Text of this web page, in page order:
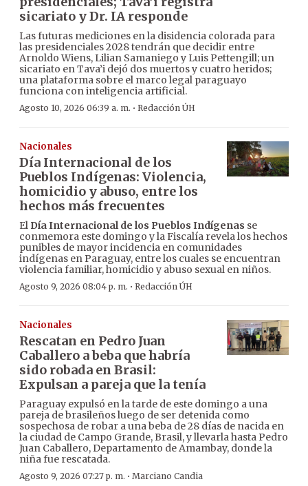
sicariato y Dr. IA responde
Las futuras mediciones en la disidencia colorada para
las presidenciales 2028 tendrán que decidir entre
Arnoldo Wiens, Lilian Samaniego y Luis Pettengill; un
sicariato en Tava’i dejó dos muertos y cuatro heridos;
una plataforma sobre el marco legal paraguayo
funciona con inteligencia artificial.
Agosto 10, 2026 06:39 a. m. · Redacción ÚH
Nacionales
Día Internacional de los
Pueblos Indígenas: Violencia,
homicidio y abuso, entre los
hechos más frecuentes
El Día Internacional de los Pueblos Indígenas se
conmemora este domingo y la Fiscalía revela los hechos
punibles de mayor incidencia en comunidades
indígenas en Paraguay, entre los cuales se encuentran
violencia familiar, homicidio y abuso sexual en niños.
Agosto 9, 2026 08:04 p. m. · Redacción ÚH
Nacionales
Rescatan en Pedro Juan
Caballero a beba que habría
sido robada en Brasil:
Expulsan a pareja que la tenía
Paraguay expulsó en la tarde de este domingo a una
pareja de brasileños luego de ser detenida como
sospechosa de robar a una beba de 28 días de nacida en
la ciudad de Campo Grande, Brasil, y llevarla hasta Pedro
Juan Caballero, Departamento de Amambay, donde la
niña fue rescatada.
Agosto 9, 2026 07:27 p. m. · Marciano Candia